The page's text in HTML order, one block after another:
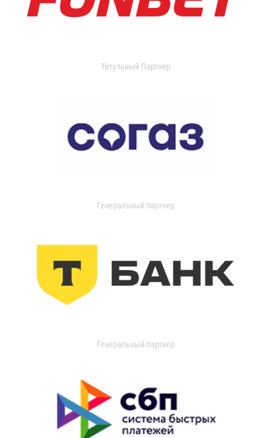
Титульный Партнер
Генеральный партнер
Генеральный партнер